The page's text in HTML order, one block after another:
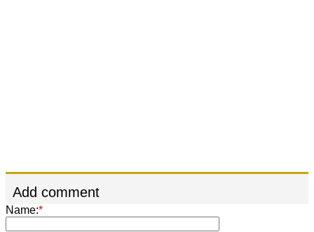
Add comment
Name:*